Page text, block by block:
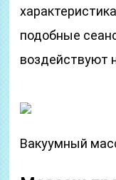
подобные
воздействуют
Вакуумный